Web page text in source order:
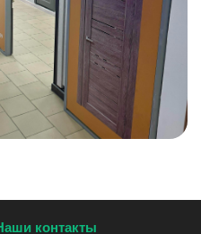
контакты